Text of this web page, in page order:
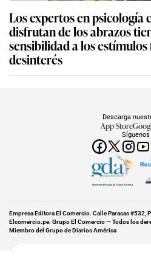
Los expertos en psicología
disfrutan de los abrazos
sensibilidad a los
desinterés
Síguenos
Descarga
App Store
Miembro del Grupo de Diarios América
Empresa Editora El Comercio. Calle Paracas #532,
Elcomercio.pe. Grupo El Comercio — Todos los
Miembro del Grupo de Diarios América